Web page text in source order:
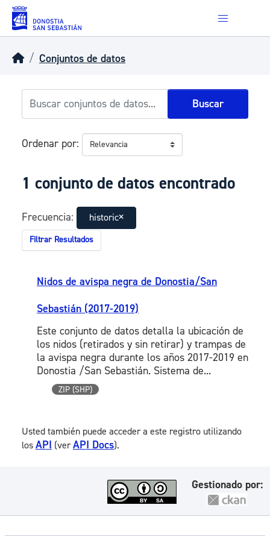
Skip to main content
Conjuntos de datos
Buscar
Ordenar por
1 conjunto de datos encontrado
Frecuencia: historic
Filtrar Resultados
Nidos de avispa negra de Donostia/San
Sebastián (2017-2019)
Este conjunto de datos detalla la ubicación de
los nidos (retirados y sin retirar) y trampas de
la avispa negra durante los años 2017-2019 en
Donostia /San Sebastián. Sistema de...
ZIP (SHP)
Usted también puede acceder a este registro utilizando
los API (verAPI Docs).
Gestionado por: